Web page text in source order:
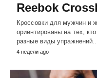
Reebok
Кроссовки для мужчин и
ориентированы на тех,
разные виды упражнений…
4 недели ago